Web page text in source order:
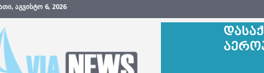
ᲐᲒᲕᲘᲡᲢᲝ 6, 2026